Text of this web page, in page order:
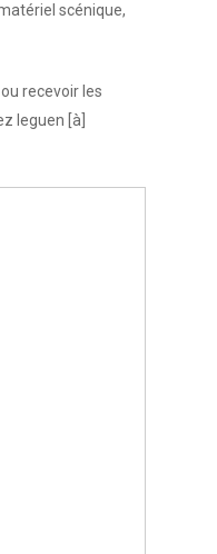
scénique,
recevoir les
leguen [à]